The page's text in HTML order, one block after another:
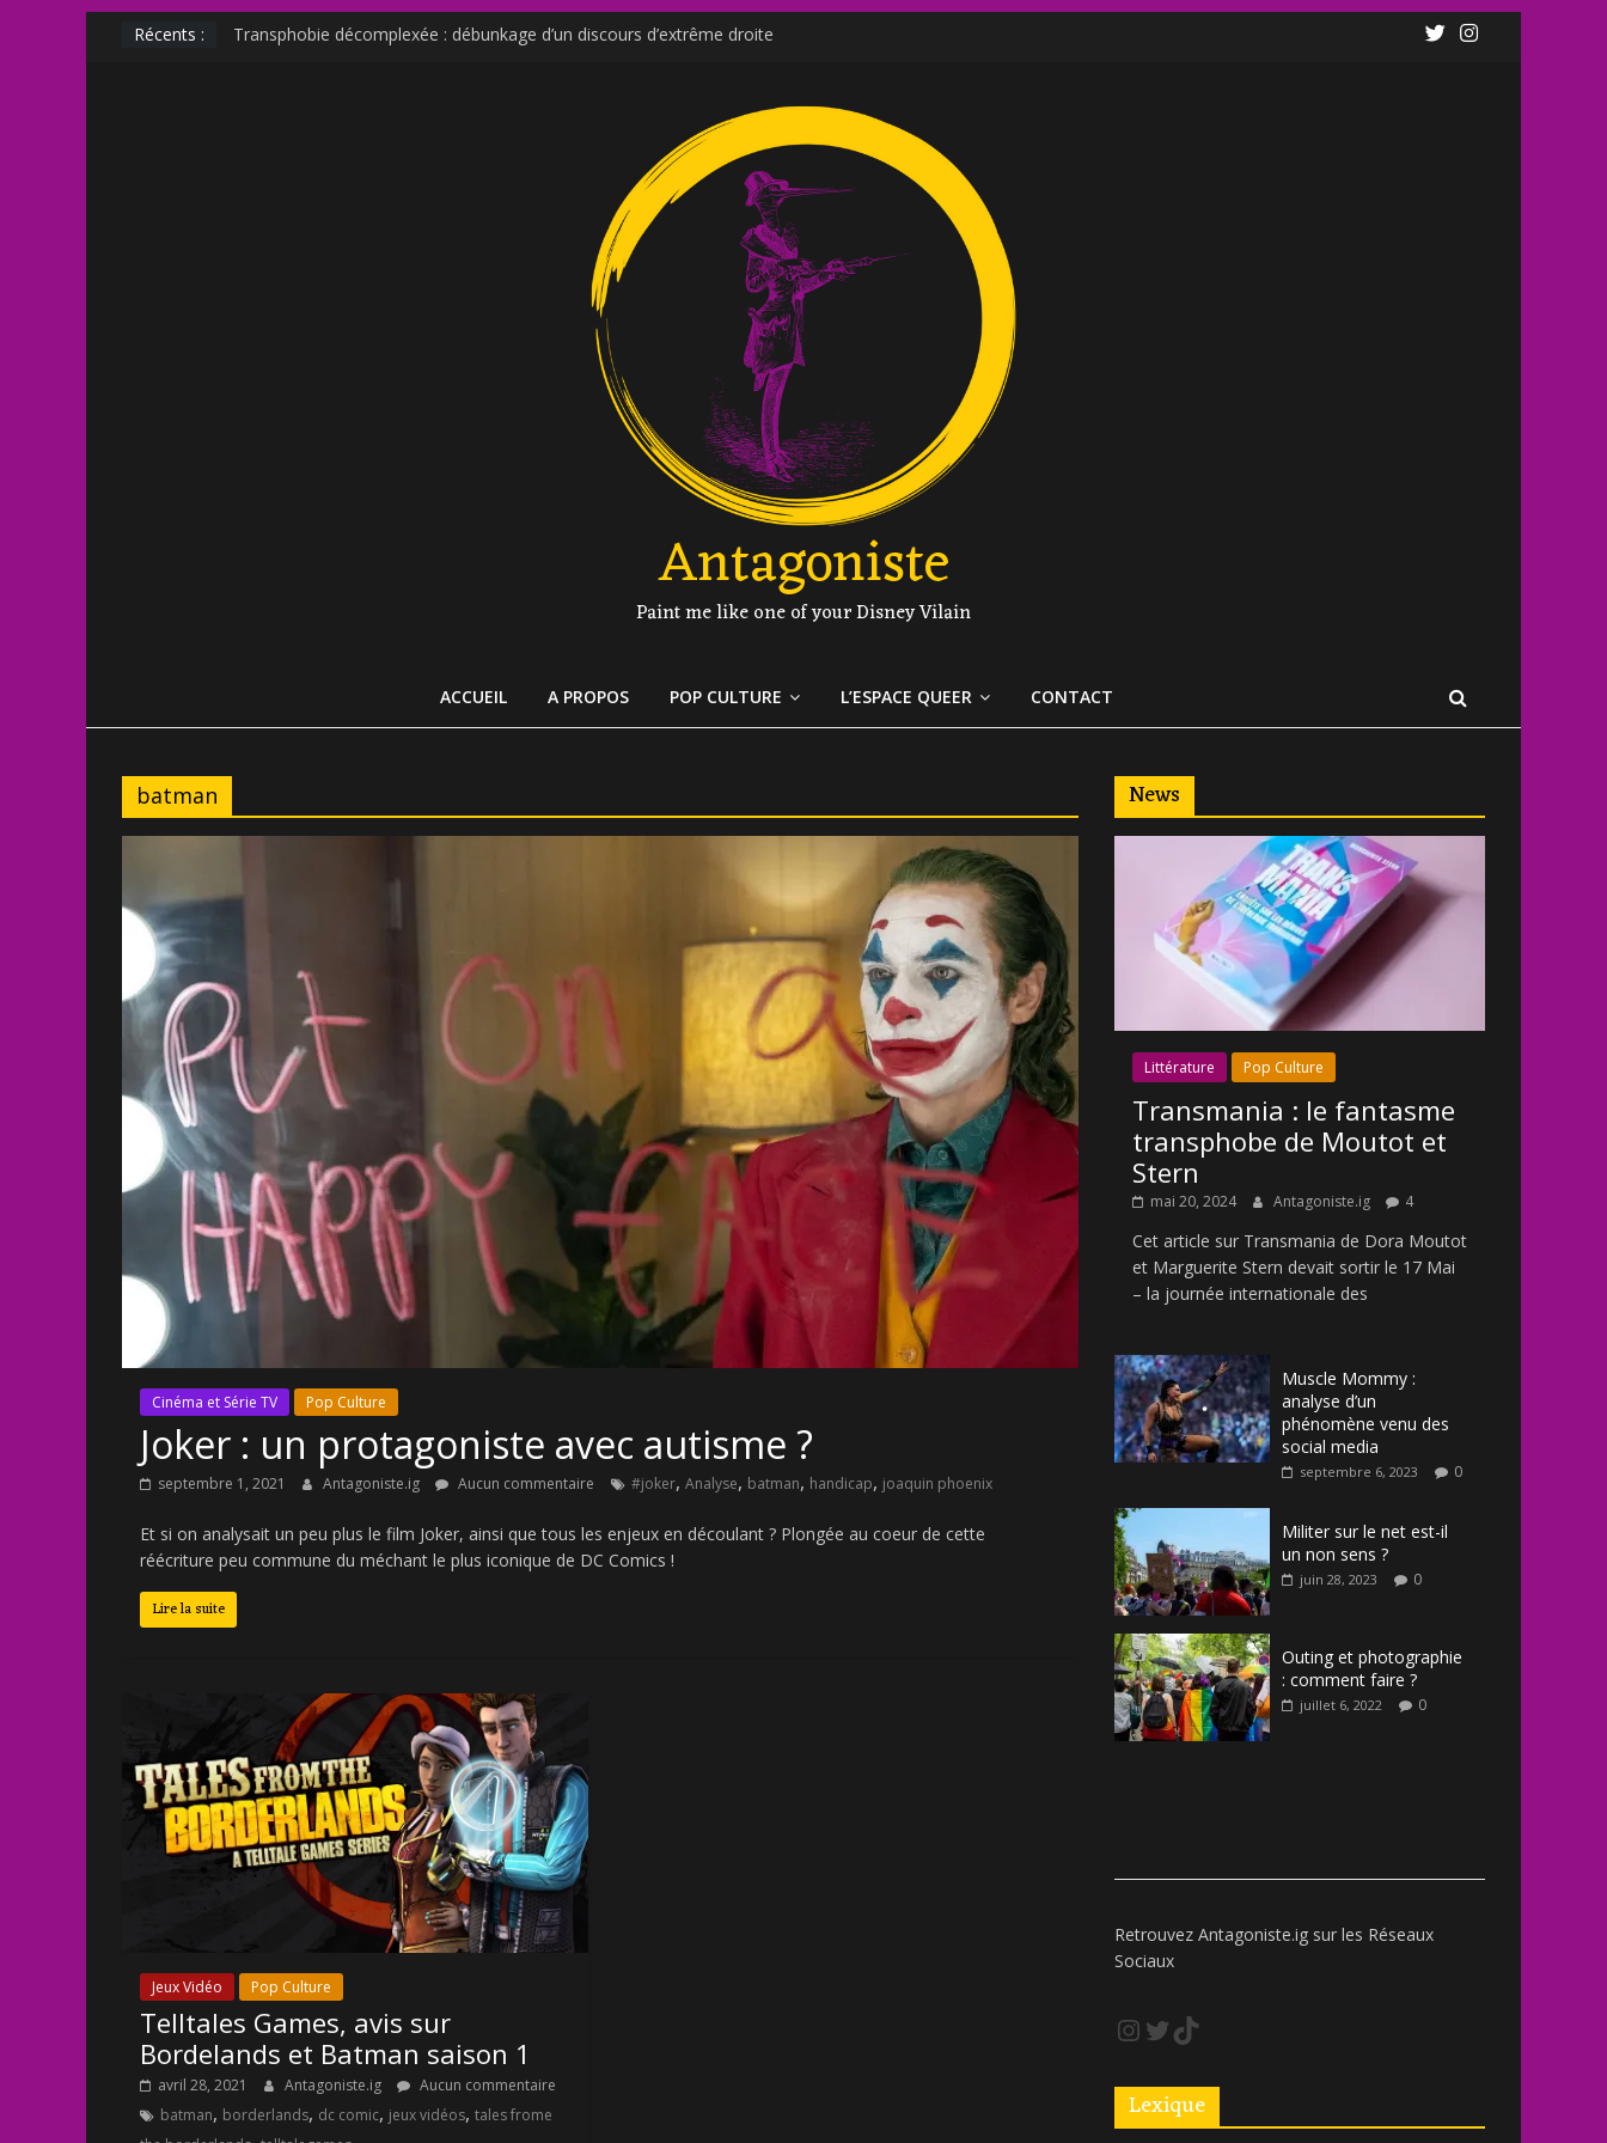
Récents :
Transphobie décomplexée : débunkage d’un discours d’extrême droite
Antagoniste
Paint me like one of your Disney Vilain
ACCUEIL A PROPOS POP CULTURE L’ESPACE QUEER CONTACT
batman
Cinéma et Série TV Pop Culture
Joker : un protagoniste avec autisme ?
septembre 1, 2021 Antagoniste.ig Aucun commentaire #joker, Analyse, batman, handicap, joaquin phoenix
Et si on analysait un peu plus le film Joker, ainsi que tous les enjeux en découlant ? Plongée au coeur de cette
réécriture peu commune du méchant le plus iconique de DC Comics !
Lire la suite
Jeux Vidéo Pop Culture
Telltales Games, avis sur
Bordelands et Batman saison 1
avril 28, 2021 Antagoniste.ig
Aucun commentaire
batman, borderlands, dc comic, jeux vidéos, tales frome
News
Littérature Pop Culture
Transmania : le fantasme
transphobe de Moutot et
Stern
mai 20, 2024 Antagoniste.ig 4
Cet article sur Transmania de Dora Moutot
et Marguerite Stern devait sortir le 17 Mai
– la journée internationale des
Muscle Mommy :
analyse d’un
phénomène venu des
social media
septembre 6, 2023 0
Militer sur le net est-il
un non sens ?
juin 28, 2023 0
Outing et photographie
: comment faire ?
juillet 6, 2022 0
Retrouvez Antagoniste.ig sur les Réseaux
Sociaux
Lexique